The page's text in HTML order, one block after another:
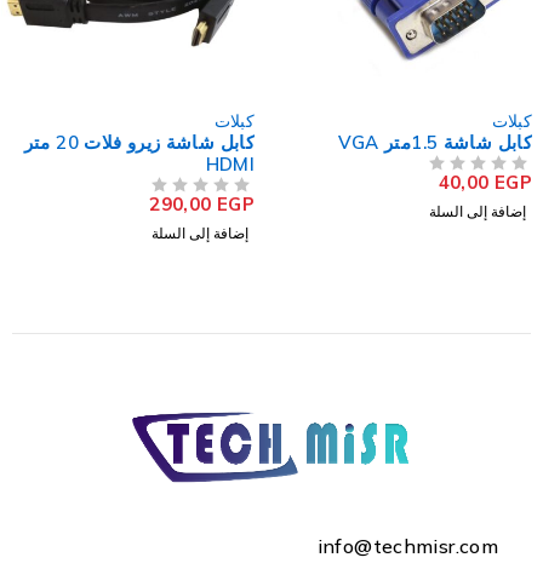
كابل شاشة زيرو فلات 20 متر
HDMI
290,00 EGP
كابل USB لوصلة شبكة USB
35,00 EGP
إضافة إلى السلة
info@techmisr.com